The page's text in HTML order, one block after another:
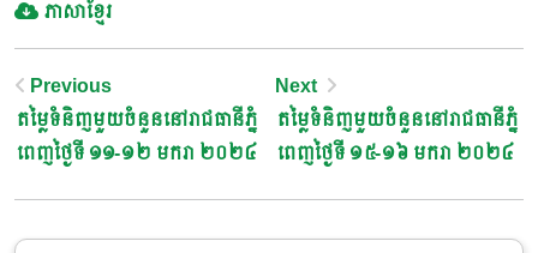
ភាសាខ្មែរ
Post
Navigation
Previous
តម្លៃទំនិញមួយចំនួននៅរាជធានីភ្នំ
ពេញថ្ងៃទី ១១-១២ មករា ២០២៤
Next
តម្លៃទំនិញមួយចំនួននៅរាជធានីភ្នំ
ពេញថ្ងៃទី ១៥-១៦ មករា ២០២៤